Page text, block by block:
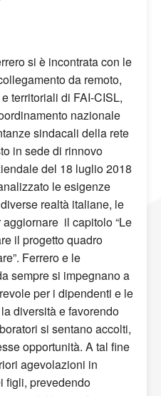
si è incontrata con le
da remoto,
territoriali di FAI-CISL,
nazionale
sindacali della rete
in sede di rinnovo
del 18 luglio 2018
le esigenze
realtà italiane, le
il capitolo “Le
il progetto quadro
Ferrero e le
sempre si impegnano a
per i dipendenti e le
diversità e favorendo
si sentano accolti,
opportunità. A tal fine
agevolazioni in
figli, prevedendo